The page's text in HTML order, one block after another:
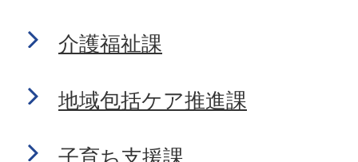
介護福祉課
地域包括ケア推進課
子育ち支援課